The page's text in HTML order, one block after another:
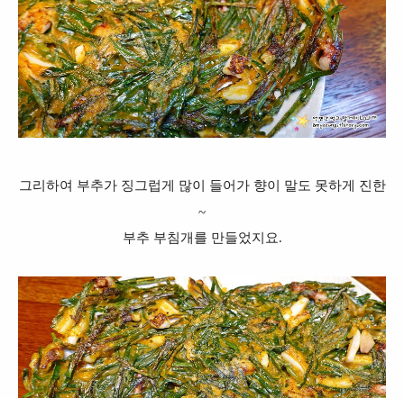
그리하여 부추가 징그럽게 많이 들어가 향이 말도 못하게 진한
~
부추 부침개를 만들었지요.